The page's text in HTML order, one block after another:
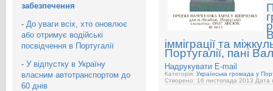
забезпечення
- До уваги всіх, хто оновлює
або отримує водійські
посвідчення в Португалії
- У відпустку в Україну
власним автотранспортом до
60 днів
імміграції та
Португалії, пані
Надрукувати E-mail
Категорія: Українська громада у
Створено: 16 листопада 2013 Дата